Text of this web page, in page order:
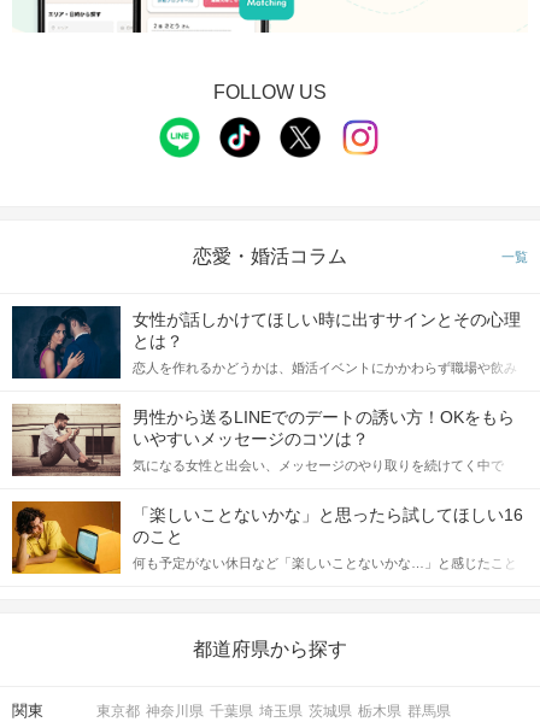
FOLLOW US
恋愛・婚活コラム 一覧
女性が話しかけてほしい時に出すサインとその心理
とは？
恋人を作れるかどうかは、婚活イベントにかかわらず職場や飲み
てアプローチできるかにも左右されます。 これから恋人作りを本
格的に始めようとしている方は、女性が異性を求めて出すサイン
をしっかりと理解し、正しい行動に移せるかどうかが重要。 この
記事では、女性が話しかけて欲しい時に出すサインとその心理を
合にどのような行動に繋げるべきかをご紹介していきます。
男性から送るLINEでのデートの誘い方！OKをもら
いやすいメッセージのコツは？
気になる女性と出会い、メッセージのやり取りを続けてく中で
しかし、中には「どう誘ったらいいの？」とお困りの男性もいら
っしゃるのではないでしょうか。 そこで今回は、男性から女性へ
送るLINEでのデートの誘い方のコツをご紹介します。例文も混じ
えながら解説するので、ぜひ参考にしてください。
「楽しいことないかな」と思ったら試してほしい16
のこと
何も予定がない休日など「楽しいことないかな…」と感じたこと
の楽しいことアイデアを集めました♪ いままさに楽しいことを探し
都道府県から探す
関東 東京都 神奈川県 千葉県 埼玉県 茨城県 栃木県 群馬県